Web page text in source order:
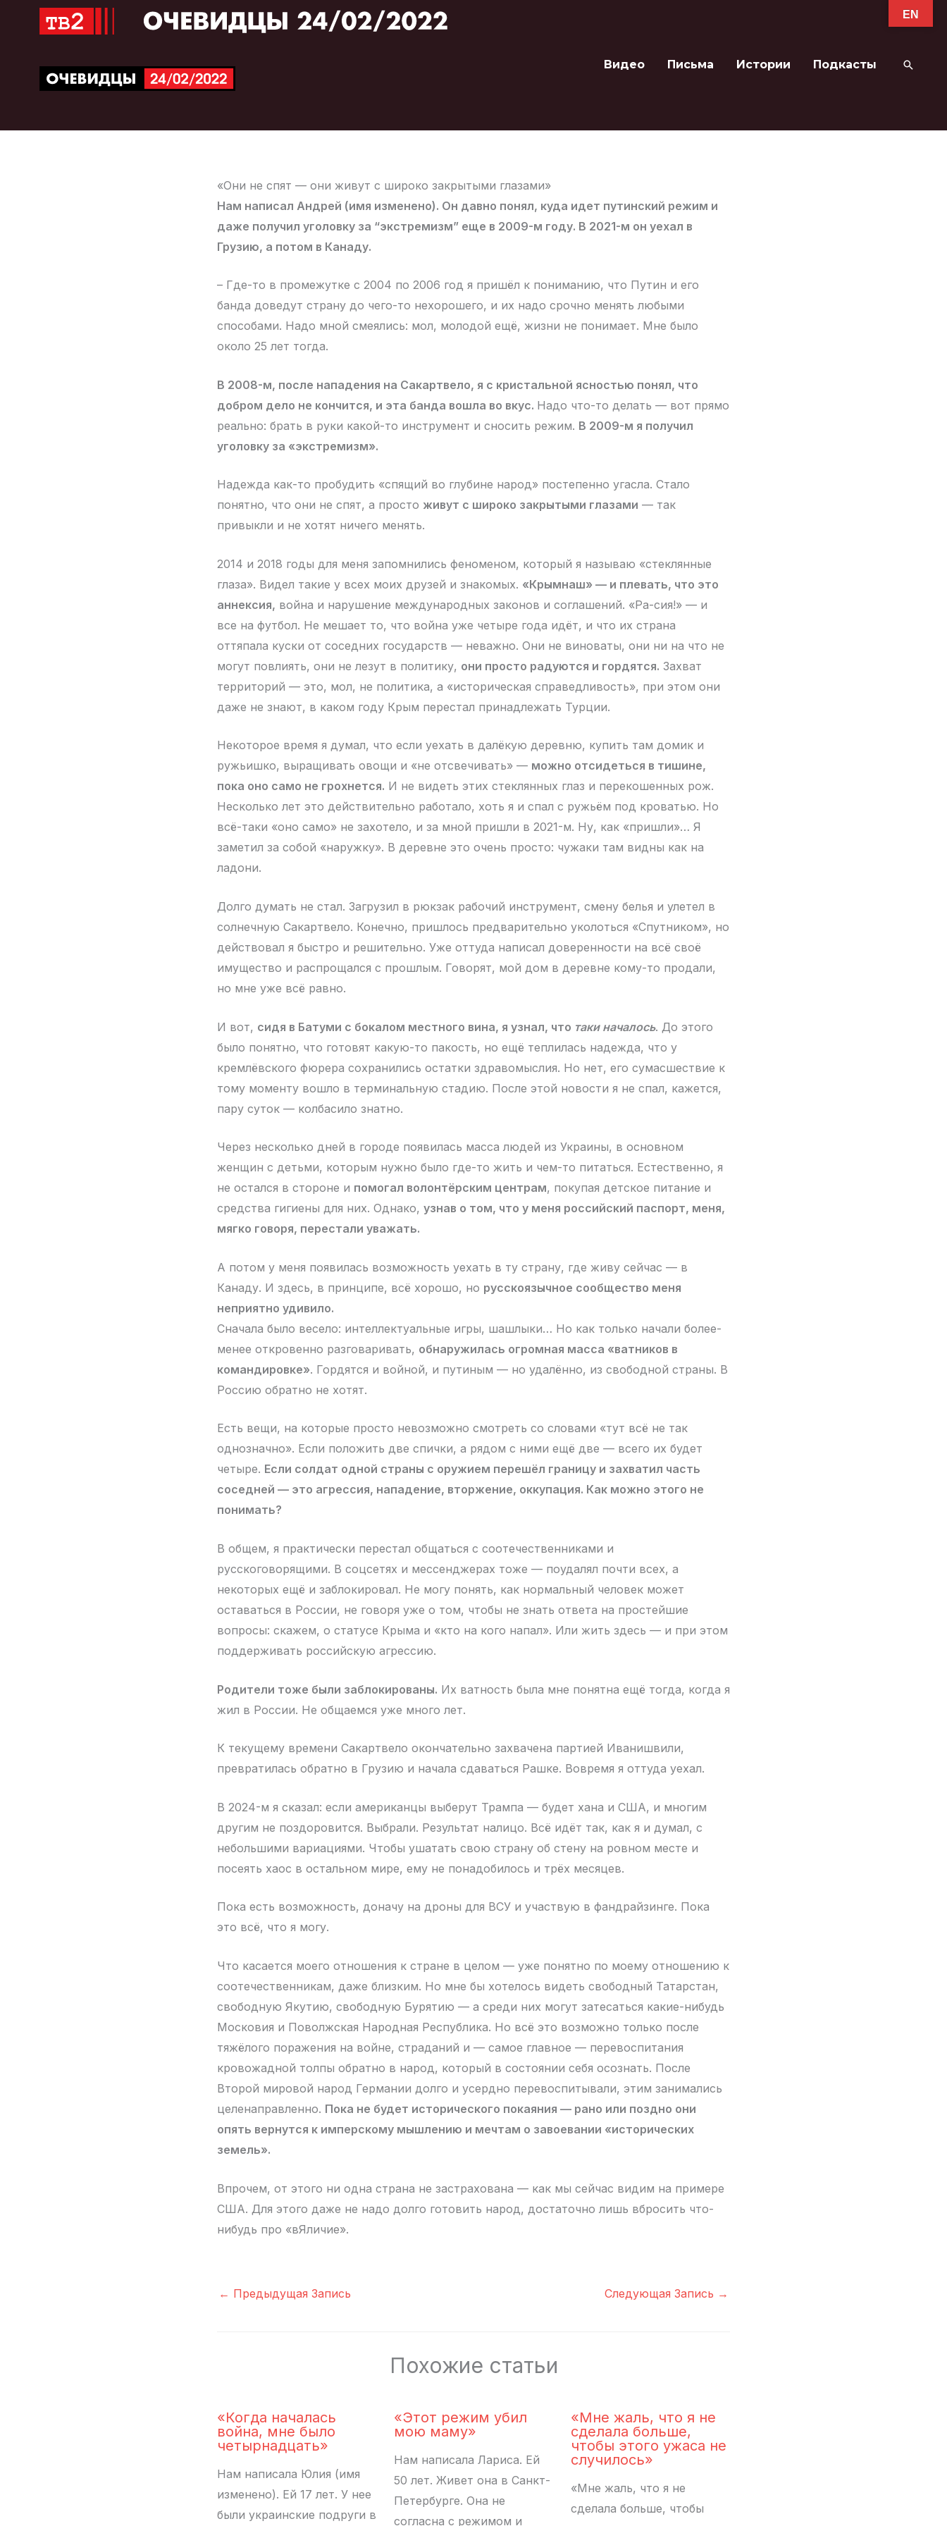
Перейти
Видео Письма Истории Подкасты Поиск
«Они не спят — они живут с широко закрытыми глазами»
Нам написал Андрей (имя изменено). Он давно понял, куда идет путинский режим и
даже получил уголовку за “экстремизм” еще в 2009-м году. В 2021-м он уехал в
Грузию, а потом в Канаду.
– Где-то в промежутке с 2004 по 2006 год я пришёл к пониманию, что Путин и его
банда доведут страну до чего-то нехорошего, и их надо срочно менять любыми
способами. Надо мной смеялись: мол, молодой ещё, жизни не понимает. Мне было
около 25 лет тогда.
В 2008-м, после нападения на Сакартвело, я с кристальной ясностью понял, что
добром дело не кончится, и эта банда вошла во вкус. Надо что-то делать — вот прямо
реально: брать в руки какой-то инструмент и сносить режим. В 2009-м я получил
уголовку за «экстремизм».
Надежда как-то пробудить «спящий во глубине народ» постепенно угасла. Стало
понятно, что они не спят, а просто живут с широко закрытыми глазами — так
привыкли и не хотят ничего менять.
2014 и 2018 годы для меня запомнились феноменом, который я называю «стеклянные
глаза». Видел такие у всех моих друзей и знакомых. «Крымнаш» — и плевать, что это
аннексия, война и нарушение международных законов и соглашений. «Ра-сия!» — и
все на футбол. Не мешает то, что война уже четыре года идёт, и что их страна
оттяпала куски от соседних государств — неважно. Они не виноваты, они ни на что не
могут повлиять, они не лезут в политику, они просто радуются и гордятся. Захват
территорий — это, мол, не политика, а «историческая справедливость», при этом они
даже не знают, в каком году Крым перестал принадлежать Турции.
Некоторое время я думал, что если уехать в далёкую деревню, купить там домик и
ружьишко, выращивать овощи и «не отсвечивать» — можно отсидеться в тишине,
пока оно само не грохнется. И не видеть этих стеклянных глаз и перекошенных рож.
Несколько лет это действительно работало, хоть я и спал с ружьём под кроватью. Но
всё-таки «оно само» не захотело, и за мной пришли в 2021-м. Ну, как «пришли»… Я
заметил за собой «наружку». В деревне это очень просто: чужаки там видны как на
ладони.
Долго думать не стал. Загрузил в рюкзак рабочий инструмент, смену белья и улетел в
солнечную Сакартвело. Конечно, пришлось предварительно уколоться «Спутником», но
действовал я быстро и решительно. Уже оттуда написал доверенности на всё своё
имущество и распрощался с прошлым. Говорят, мой дом в деревне кому-то продали,
но мне уже всё равно.
И вот, сидя в Батуми с бокалом местного вина, я узнал, что таки началось. До этого
было понятно, что готовят какую-то пакость, но ещё теплилась надежда, что у
кремлёвского фюрера сохранились остатки здравомыслия. Но нет, его сумасшествие к
тому моменту вошло в терминальную стадию. После этой новости я не спал, кажется,
пару суток — колбасило знатно.
Через несколько дней в городе появилась масса людей из Украины, в основном
женщин с детьми, которым нужно было где-то жить и чем-то питаться. Естественно, я
не остался в стороне и помогал волонтёрским центрам, покупая детское питание и
средства гигиены для них. Однако, узнав о том, что у меня российский паспорт, меня,
мягко говоря, перестали уважать.
А потом у меня появилась возможность уехать в ту страну, где живу сейчас — в
Канаду. И здесь, в принципе, всё хорошо, но русскоязычное сообщество меня
неприятно удивило.
Сначала было весело: интеллектуальные игры, шашлыки… Но как только начали более-
менее откровенно разговаривать, обнаружилась огромная масса «ватников в
командировке». Гордятся и войной, и путиным — но удалённо, из свободной страны. В
Россию обратно не хотят.
Есть вещи, на которые просто невозможно смотреть со словами «тут всё не так
однозначно». Если положить две спички, а рядом с ними ещё две — всего их будет
четыре. Если солдат одной страны с оружием перешёл границу и захватил часть
соседней — это агрессия, нападение, вторжение, оккупация. Как можно этого не
понимать?
В общем, я практически перестал общаться с соотечественниками и
русскоговорящими. В соцсетях и мессенджерах тоже — поудалял почти всех, а
некоторых ещё и заблокировал. Не могу понять, как нормальный человек может
оставаться в России, не говоря уже о том, чтобы не знать ответа на простейшие
вопросы: скажем, о статусе Крыма и «кто на кого напал». Или жить здесь — и при этом
поддерживать российскую агрессию.
Родители тоже были заблокированы. Их ватность была мне понятна ещё тогда, когда я
жил в России. Не общаемся уже много лет.
К текущему времени Сакартвело окончательно захвачена партией Иванишвили,
превратилась обратно в Грузию и начала сдаваться Рашке. Вовремя я оттуда уехал.
В 2024-м я сказал: если американцы выберут Трампа — будет хана и США, и многим
другим не поздоровится. Выбрали. Результат налицо. Всё идёт так, как я и думал, с
небольшими вариациями. Чтобы ушатать свою страну об стену на ровном месте и
посеять хаос в остальном мире, ему не понадобилось и трёх месяцев.
Пока есть возможность, доначу на дроны для ВСУ и участвую в фандрайзинге. Пока
это всё, что я могу.
Что касается моего отношения к стране в целом — уже понятно по моему отношению к
соотечественникам, даже близким. Но мне бы хотелось видеть свободный Татарстан,
свободную Якутию, свободную Бурятию — а среди них могут затесаться какие-нибудь
Московия и Поволжская Народная Республика. Но всё это возможно только после
тяжёлого поражения на войне, страданий и — самое главное — перевоспитания
кровожадной толпы обратно в народ, который в состоянии себя осознать. После
Второй мировой народ Германии долго и усердно перевоспитывали, этим занимались
целенаправленно. Пока не будет исторического покаяния — рано или поздно они
опять вернутся к имперскому мышлению и мечтам о завоевании «исторических
земель».
Впрочем, от этого ни одна страна не застрахована — как мы сейчас видим на примере
США. Для этого даже не надо долго готовить народ, достаточно лишь вбросить что-
нибудь про «вЯличие».
← Предыдущая Запись Следующая Запись →
Похожие статьи
«Когда началась
война, мне было
четырнадцать»
Нам написала Юлия (имя
изменено). Ей 17 лет. У нее
были украинские подруги в
«Этот режим убил
мою маму»
Нам написала Лариса. Ей
50 лет. Живет она в Санкт-
Петербурге. Она не
согласна с режимом и
«Мне жаль, что я не
сделала больше,
чтобы этого ужаса не
случилось»
«Мне жаль, что я не
сделала больше, чтобы
EN